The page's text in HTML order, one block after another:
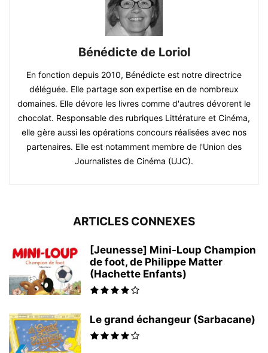
Bénédicte de Loriol
En fonction depuis 2010, Bénédicte est notre directrice
déléguée. Elle partage son expertise en de nombreux
domaines. Elle dévore les livres comme d'autres dévorent le
chocolat. Responsable des rubriques Littérature et Cinéma,
elle gère aussi les opérations concours réalisées avec nos
partenaires. Elle est notamment membre de l'Union des
Journalistes de Cinéma (UJC).
ARTICLES CONNEXES
[Jeunesse] Mini-Loup Champion
de foot, de Philippe Matter
(Hachette Enfants)
Le grand échangeur (Sarbacane)